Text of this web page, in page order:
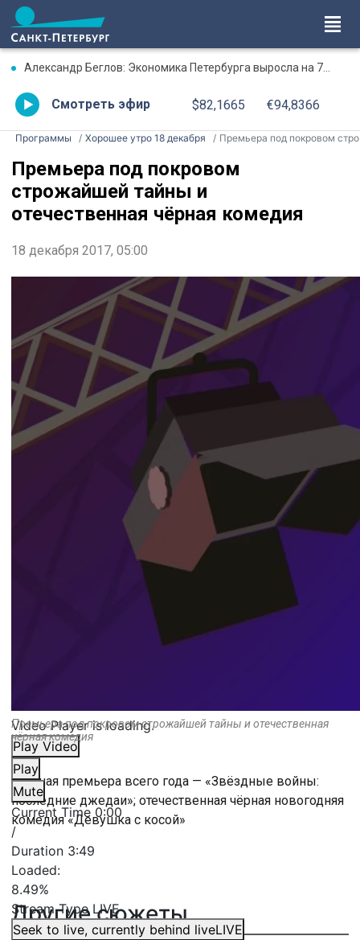
Александр Беглов: Экономика Петербурга выросла на 7% в первом полугодии
Смотреть эфир $82,1665 €94,8366
Программы Хорошее утро 18 декабря Премьера под покровом строжайшей тайны и отечественная чёрная комедия
Премьера под покровом
строжайшей тайны и
отечественная чёрная комедия
18 декабря 2017, 05:00
Video Player is loading.
Play Video
Play
Mute
Current Time 0:00
/
Duration 3:49
Loaded:
8.49%
Stream Type LIVE
Seek to live, currently behind liveLIVE
Премьера под покровом строжайшей тайны и отечественная
чёрная комедия
Главная премьера всего года — «Звёздные войны:
последние джедаи»; отечественная чёрная новогодняя
комедия «Девушка с косой»
Другие сюжеты